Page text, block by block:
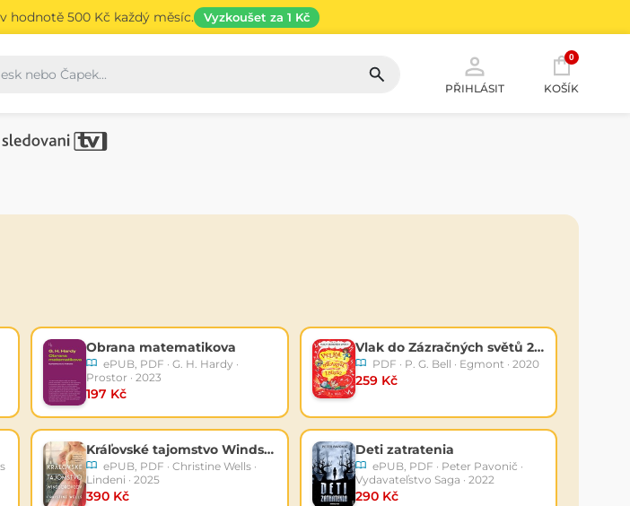
hodnotě 500 Kč každý měsíc. Vyzkoušet za 1 Kč
PŘIHLÁSIT
0
KOŠÍK
Obrana matematikova
ePUB, PDF · G. H. Hardy ·
Prostor · 2023
197 Kč
Vlak do Zázračných světů 2 - Velká oblaková loupež
PDF · P. G. Bell · Egmont · 2020
259 Kč
Kráľovské tajomstvo Windsorovcov
ePUB, PDF · Christine Wells ·
Lindeni · 2025
390 Kč
Deti zatratenia
ePUB, PDF · Peter Pavonič ·
Vydavateľstvo Saga · 2022
290 Kč